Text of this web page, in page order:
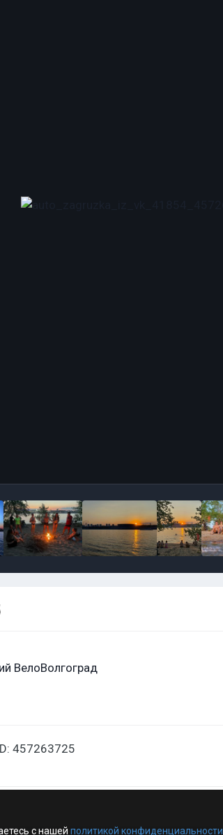
ВелоВолгоград
457263725
с нашей политикой конфиденциальности